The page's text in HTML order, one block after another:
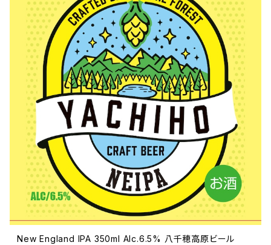
New England IPA 350ml Alc.6.5% 八千穂高原ビール